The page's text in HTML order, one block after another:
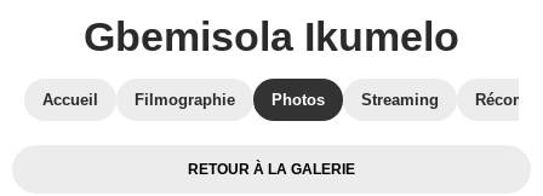
Gbemisola Ikumelo
Accueil Filmographie Photos Streaming
RETOUR À LA GALERIE